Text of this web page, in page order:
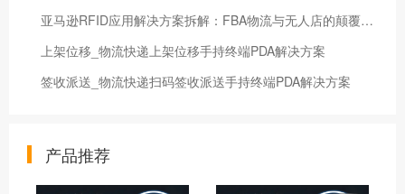
亚马逊RFID应用解决方案拆解：FBA物流与无人店的颠覆性创新
上架位移_物流快递上架位移手持终端PDA解决方案
签收派送_物流快递扫码签收派送手持终端PDA解决方案
产品推荐